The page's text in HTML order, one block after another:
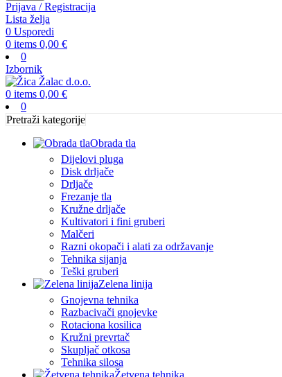
Prijava / Registracija
Lista želja
0 Usporedi
0 items 0,00 €
0
Izbornik
0 items 0,00 €
0
Pretraži kategorije
Obrada tla
Dijelovi pluga
Disk drljače
Drljače
Frezanje tla
Kružne drljače
Kultivatori i fini gruberi
Malčeri
Razni okopači i alati za održavanje
Tehnika sijanja
Teški gruberi
Zelena linija
Gnojevna tehnika
Razbacivači gnojevke
Rotaciona kosilica
Kružni prevrtač
Skupljač otkosa
Tehnika silosa
Žetvena tehnika